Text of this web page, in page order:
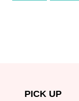
PICK UP